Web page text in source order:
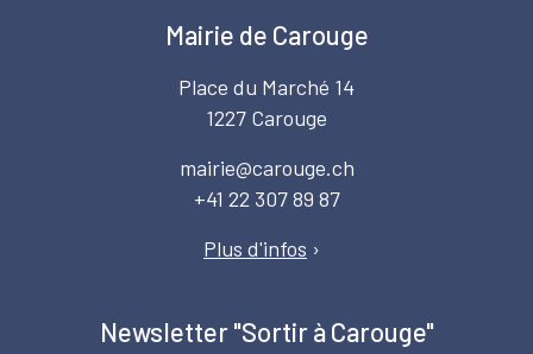
Mairie de Carouge
Place du Marché 14
1227 Carouge
mairie@carouge.ch
+41 22 307 89 87
Plus d'infos ›
Newsletter "Sortir à Carouge"